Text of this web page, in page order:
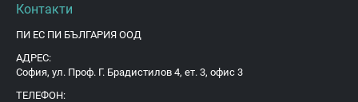
Контакти
ПИ ЕС ПИ БЪЛГАРИЯ ООД
АДРЕС:
София, ул. Проф. Г. Брадистилов 4, ет. 3, офис 3
ТЕЛЕФОН: